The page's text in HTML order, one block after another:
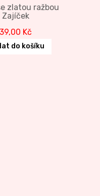
zlatou ražbou
Zajíček
39,00 Kč
do košíku